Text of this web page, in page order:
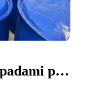
Specjalista gospodarki odpadami promieniotwórczymi